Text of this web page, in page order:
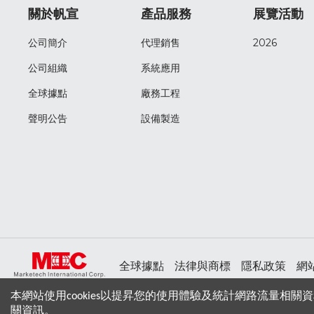
關於帆宣
公司簡介
公司組織
全球據點
聲明公告
產品服務
代理銷售
系統應用
廠務工程
設備製造
展覽活動
2026
全球據點 法律與商標 隱私政策 網
本網站使用cookies以提昇您的使用體驗及統計網路流量相關
關資訊。